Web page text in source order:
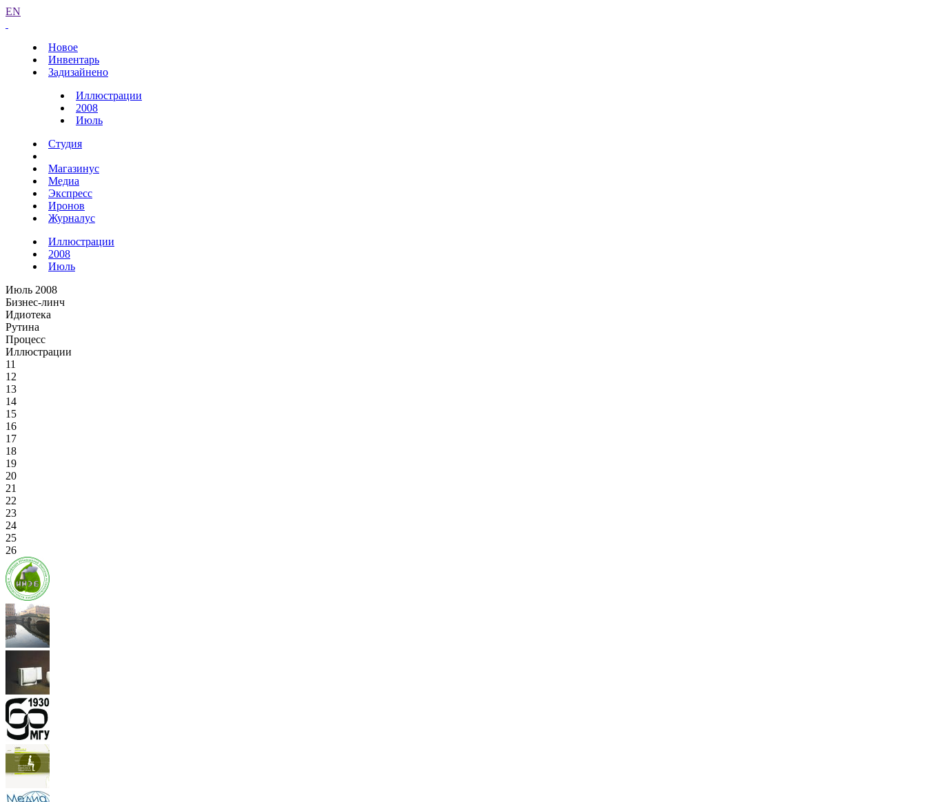
EN
Новое
Инвентарь
Задизайнено
Иллюстрации
2008
Июль
Студия
Магазинус
Медиа
Экспресс
Иронов
Журналус
Иллюстрации
2008
Июль
Июль 2008
Бизнес-линч
Идиотека
Рутина
Процесс
Иллюстрации
11
12
13
14
15
16
17
18
19
20
21
22
23
24
25
26